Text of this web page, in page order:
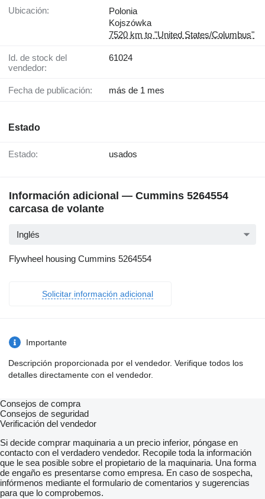
Ubicación:
Polonia
Kojszówka
7520 km to "United States/Columbus"
Id. de stock del
vendedor:
61024
Fecha de publicación: más de 1 mes
Estado
Estado: usados
Información adicional — Cummins 5264554
carcasa de volante
Inglés
Flywheel housing Cummins 5264554
Solicitar información adicional
Importante
Descripción proporcionada por el vendedor. Verifique todos los
detalles directamente con el vendedor.
Consejos de compra
Consejos de seguridad
Verificación del vendedor
Si decide comprar maquinaria a un precio inferior, póngase en
contacto con el verdadero vendedor. Recopile toda la información
que le sea posible sobre el propietario de la maquinaria. Una forma
de engaño es presentarse como empresa. En caso de sospecha,
infórmenos mediante el formulario de comentarios y sugerencias
para que lo comprobemos.